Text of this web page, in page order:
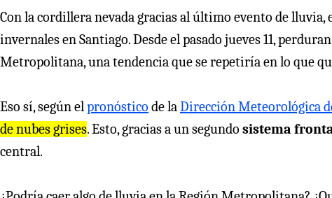
Con la cordillera nevada gracias al último evento de
invernales en Santiago. Desde el pasado jueves 11,
Metropolitana, una tendencia que se repetiría en lo que
Eso sí, según elpronóstico de laDirección Meteorológica
de nubes grises. Esto, gracias a un segundo sistema
central.